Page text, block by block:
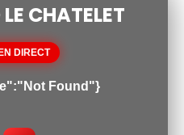
CHATELET
DIRECT
Found"}